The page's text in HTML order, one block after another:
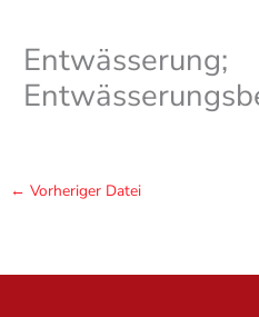
Entwässerung;
← Vorheriger Datei